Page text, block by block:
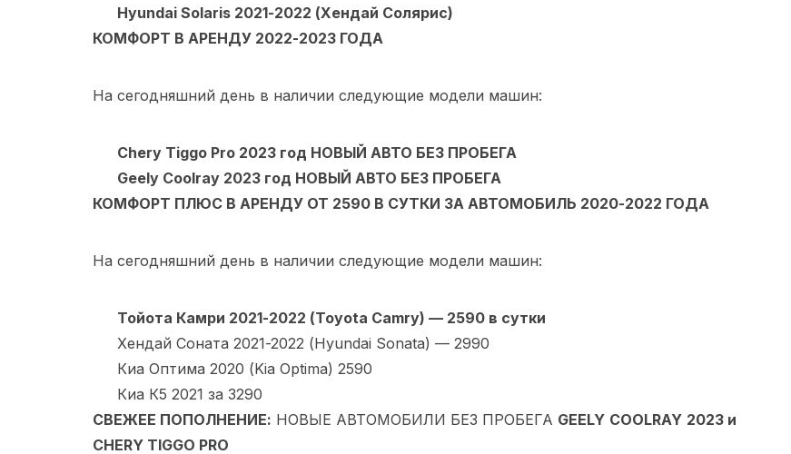
Hyundai Solaris 2021-2022 (Хендай Солярис)
КОМФОРТ В АРЕНДУ 2022-2023 ГОДА
На сегодняшний день в наличии следующие модели машин:
Chery Tiggo Pro 2023 год НОВЫЙ АВТО БЕЗ ПРОБЕГА
Geely Coolray 2023 год НОВЫЙ АВТО БЕЗ ПРОБЕГА
КОМФОРТ ПЛЮС В АРЕНДУ ОТ 2590 В СУТКИ ЗА АВТОМОБИЛЬ 2020-2022 ГОДА
На сегодняшний день в наличии следующие модели машин:
Тойота Камри 2021-2022 (Toyota Camry) — 2590 в сутки
Хендай Соната 2021-2022 (Hyundai Sonata) — 2990
Киа Оптима 2020 (Kia Optima) 2590
Киа К5 2021 за 3290
СВЕЖЕЕ ПОПОЛНЕНИЕ: НОВЫЕ АВТОМОБИЛИ БЕЗ ПРОБЕГА GEELY COOLRAY 2023 и
CHERY TIGGO PRO